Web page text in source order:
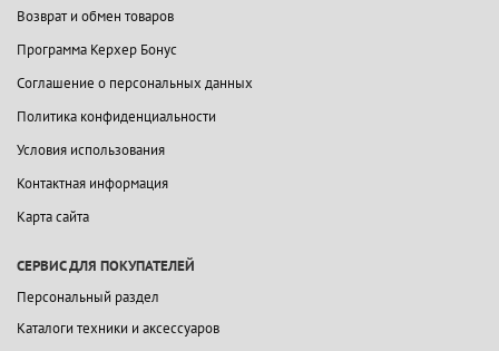
Возврат и обмен товаров
Программа Керхер Бонус
Соглашение о персональных данных
Политика конфиденциальности
Условия использования
Контактная информация
Карта сайта
СЕРВИС ДЛЯ ПОКУПАТЕЛЕЙ
Персональный раздел
Каталоги техники и аксессуаров